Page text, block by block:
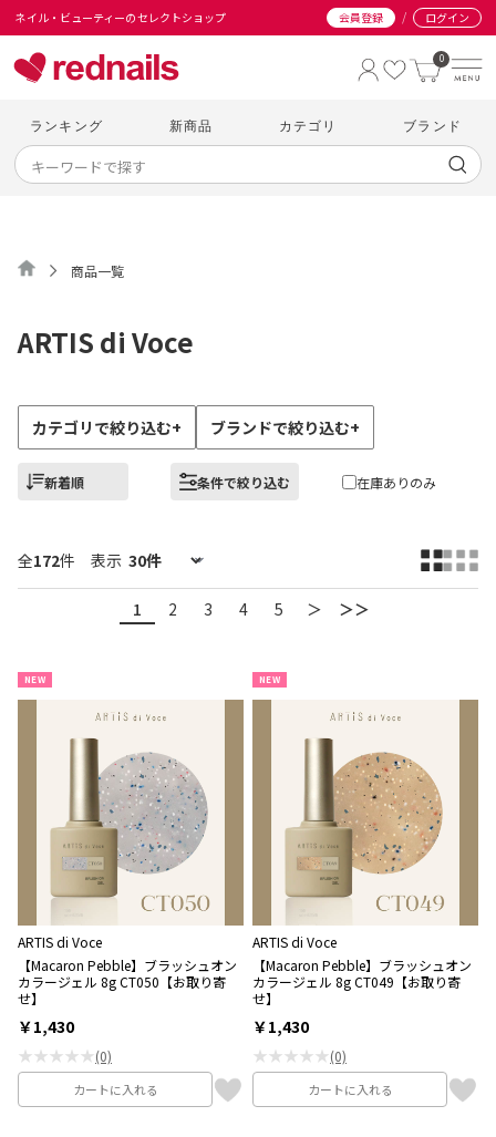
ネイル・ビューティーのセレクトショップ 会員登録 / ログイン
0
ランキング 新商品 カテゴリ ブランド
商品一覧
ARTIS di Voce
カテゴリで絞り込む+ ブランドで絞り込む+
新着順 条件で絞り込む 在庫ありのみ
全172件 表示
1 2 3 4 5 ＞ ＞＞
NEW
ARTIS di Voce
【Macaron Pebble】ブラッシュオン
カラージェル 8g CT050【お取り寄
せ】
￥1,430
★★★★★(0)
カートに入れる
NEW
ARTIS di Voce
【Macaron Pebble】ブラッシュオン
カラージェル 8g CT049【お取り寄
せ】
￥1,430
★★★★★(0)
カートに入れる